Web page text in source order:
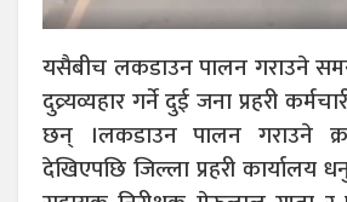
यसैबीच लकडाउन पालन गराउने
दुव्र्यव्यहार गर्ने दुई जना प्रहरी
छन् ।लकडाउन पालन गराउने
देखिएपछि जिल्ला प्रहरी कार्यालय